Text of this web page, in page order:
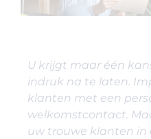
U krijgt maar één
indruk na te laten.
klanten met een
welkomstcontact.
uw trouwe klanten in